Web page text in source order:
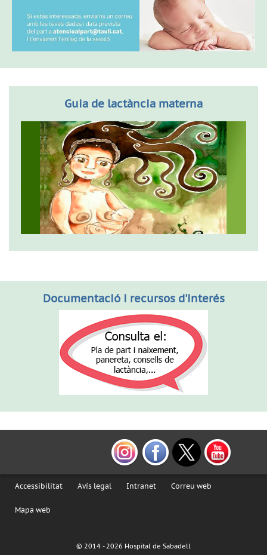
Guia de lactància materna
Documentació i recursos d'interés
Accessibilitat Avís legal Intranet Correu web
Mapa web
© 2014 -2026 Hospital de Sabadell